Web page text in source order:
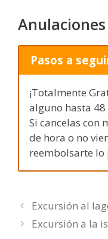
Anulaciones
Pasos a
¡Totalmente
alguno hasta
Si cancelas con
de hora o no
reembolsarte lo
Excursión al
Excursión a la